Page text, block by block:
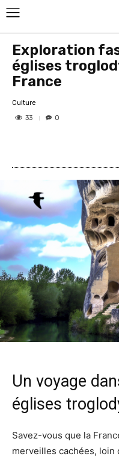
Exploration
églises
France
Culture
33
0
Un voyage
églises
Savez-vous que la
merveilles cachées, loin